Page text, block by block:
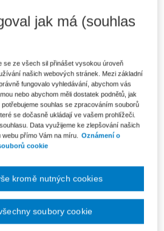
3/2024
ASPI
platforem pro sdílení videonahrávek
do ASPI - právní oborDuševní
.
jak má (souhlas
se ze všech sil přinášet vysokou úroveň
našich webových stránek. Mezi základní
fungovalo vyhledávání, abychom vás
nebo abychom měli dostatek podnětů, jak
souhlas se zpracováním souborů
se dočasně ukládají ve vašem prohlížeči.
Data využijeme ke zlepšování našich
přímo Vám na míru. Oznámení o
cookie
kromě nutných cookies
soubory cookie